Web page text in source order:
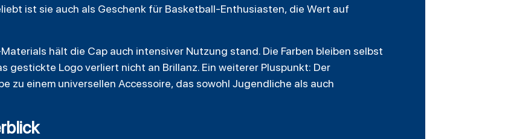
ist sie auch als Geschenk für Basketball-Enthusiasten, die Wert auf
hält die Cap auch intensiver Nutzung stand. Die Farben bleiben selbst
gestickte Logo verliert nicht an Brillanz. Ein weiterer Pluspunkt: Der
zu einem universellen Accessoire, das sowohl Jugendliche als auch